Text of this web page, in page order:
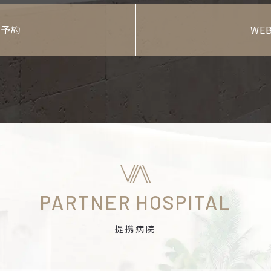
約
PARTNER HOSPITAL
提携病院